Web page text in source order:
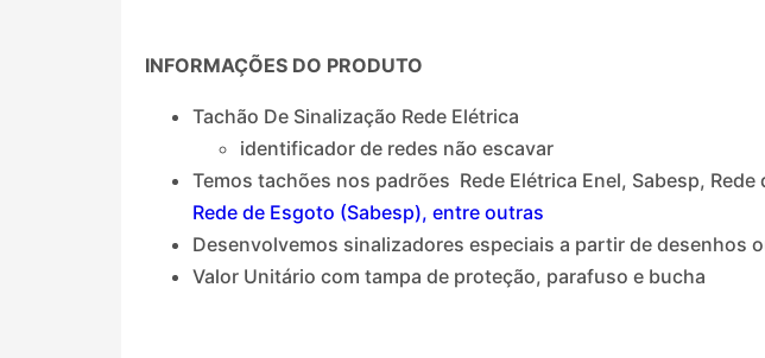
INFORMAÇÕES DO PRODUTO
Tachão De Sinalização Rede Elétrica
identificador de redes não escavar
Temos tachões nos padrões Rede Elétrica Enel, Sabesp, Rede
Rede de Esgoto (Sabesp), entre outras
Desenvolvemos sinalizadores especiais a partir de desenhos
Valor Unitário com tampa de proteção, parafuso e bucha